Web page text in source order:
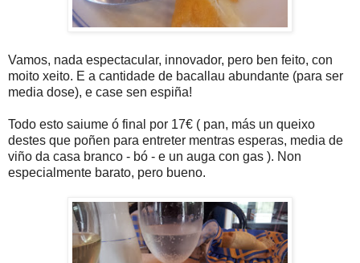
Vamos, nada espectacular, innovador, pero ben feito, con
moito xeito. E a cantidade de bacallau abundante (para ser
media dose), e case sen espiña!
Todo esto saiume ó final por 17€ ( pan, más un queixo
destes que poñen para entreter mentras esperas, media de
viño da casa branco - bó - e un auga con gas ). Non
especialmente barato, pero bueno.